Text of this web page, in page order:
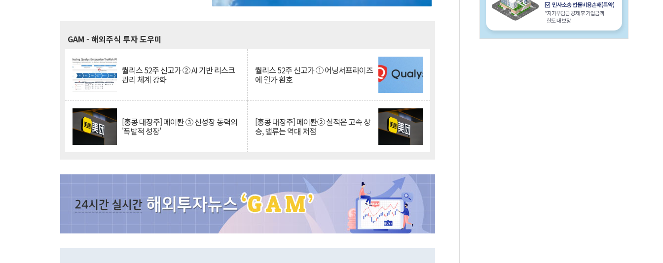
GAM - 해외주식 투자 도우미
퀄리스 52주 신고가 ② AI 기반 리스크
관리 체계 강화
퀄리스 52주 신고가 ① 어닝서프라이즈
에 월가 환호
[홍콩 대장주] 메이퇀 ③ 신성장 동력의
'폭발적 성장'
[홍콩 대장주] 메이퇀② 실적은 고속 상
승, 밸류는 역대 저점